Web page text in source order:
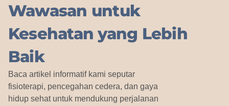
Wawasan untuk
Kesehatan yang Lebih
Baik
Baca artikel informatif kami seputar
fisioterapi, pencegahan cedera, dan gaya
hidup sehat untuk mendukung perjalanan